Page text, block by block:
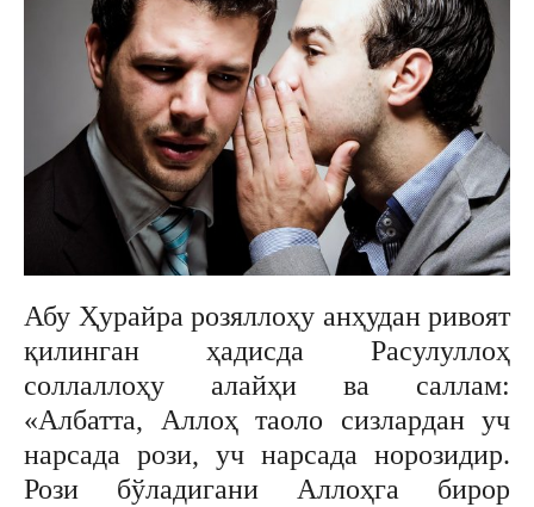
Абу Ҳурайра розяллоҳу анҳудан ривоят
қилинган ҳадисда Расулуллоҳ
соллаллоҳу алайҳи ва саллам:
«Албатта, Аллоҳ таоло сизлардан уч
нарсада рози, уч нарсада норозидир.
Рози бўладигани Аллоҳга бирор